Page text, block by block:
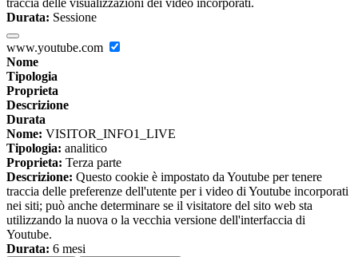
traccia delle visualizzazioni dei video incorporati.
Durata: Sessione
www.youtube.com
Nome
Tipologia
Proprieta
Descrizione
Durata
Nome: VISITOR_INFO1_LIVE
Tipologia: analitico
Proprieta: Terza parte
Descrizione: Questo cookie è impostato da Youtube per tenere
traccia delle preferenze dell'utente per i video di Youtube incorporati
nei siti; può anche determinare se il visitatore del sito web sta
utilizzando la nuova o la vecchia versione dell'interfaccia di
Youtube.
Durata: 6 mesi